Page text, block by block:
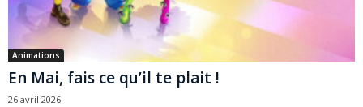
Animations
En Mai, fais ce qu’il te plait !
26 avril 2026